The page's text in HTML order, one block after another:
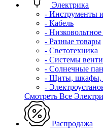
Электрика
- Инструменты
- Кабель
-
- Разные товары
- Светотехника
- Системы
- Солнечные
- Щиты, шкафы,
-
Смотреть Все
Распродажа